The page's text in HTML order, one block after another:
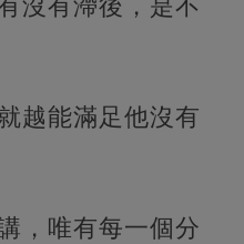
沒有滯後，是不
越能滿足他沒有
，唯有每一個分